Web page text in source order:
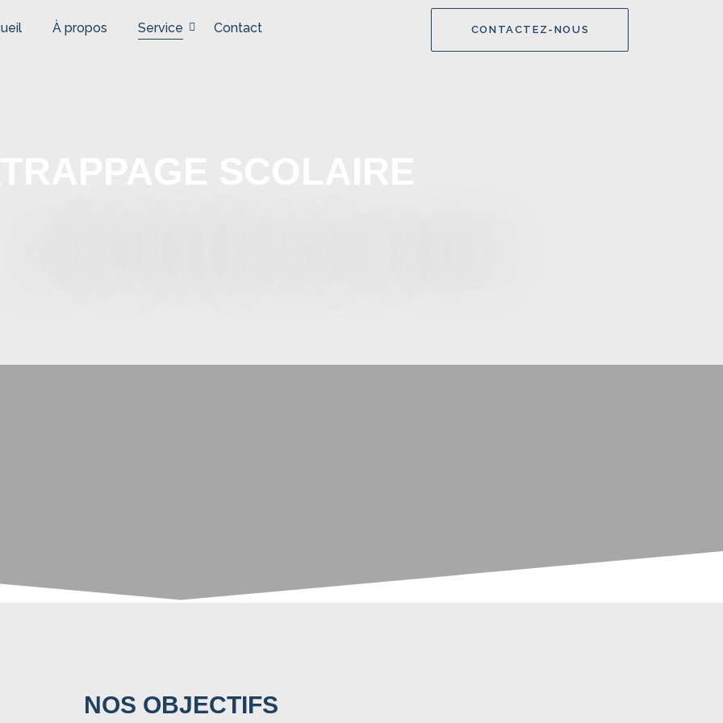
À propos Service Contact CONTACTEZ-NOUS
NOS OBJECTIFS